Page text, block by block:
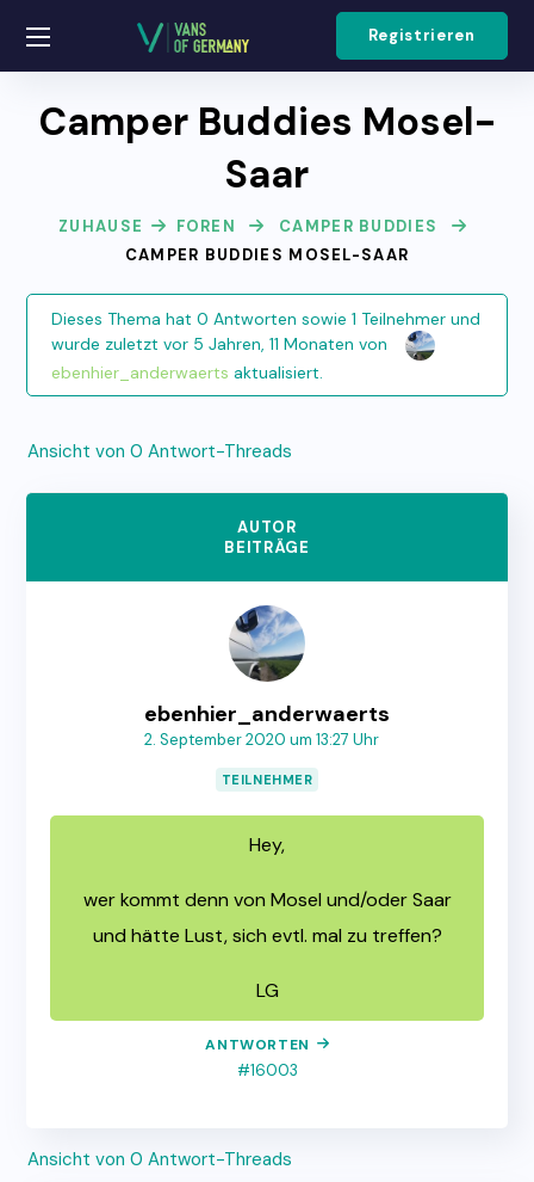
Registrieren
Camper Buddies Mosel-
Saar
ZUHAUSE FOREN
CAMPER BUDDIES
CAMPER BUDDIES MOSEL-SAAR
Dieses Thema hat 0 Antworten sowie 1 Teilnehmer und
wurde zuletzt vor 5 Jahren, 11 Monaten von
ebenhier_anderwaerts aktualisiert.
Ansicht von 0 Antwort-Threads
AUTOR
BEITRÄGE
ebenhier_anderwaerts
2. September 2020 um 13:27 Uhr
TEILNEHMER
Hey,
wer kommt denn von Mosel und/oder Saar
und hätte Lust, sich evtl. mal zu treffen?
LG
ANTWORTEN
#16003
Ansicht von 0 Antwort-Threads